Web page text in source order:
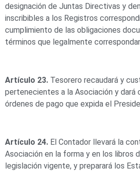
designación de Juntas Directivas y
inscribibles a los Registros
cumplimiento de las obligaciones
términos que legalmente
Artículo 23. Tesorero recaudará y
pertenecientes a la Asociación y dará
órdenes de pago que expida el
Artículo 24. El Contador llevará la
Asociación en la forma y en los libros
legislación vigente, y preparará los